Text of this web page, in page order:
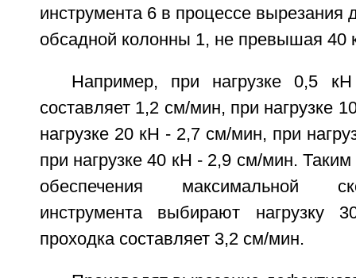
инструмента 6 в процессе вырезания
обсадной колонны 1, не превышая 40
Например, при нагрузке 0,5 кН
составляет 1,2 см/мин, при нагрузке
нагрузке 20 кН - 2,7 см/мин, при
при нагрузке 40 кН - 2,9 см/мин.
обеспечения максимальной
инструмента выбирают нагрузку
проходка составляет 3,2 см/мин.